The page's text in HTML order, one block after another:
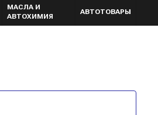
МАСЛА И
АВТОХИМИЯ
АВТОТОВАРЫ